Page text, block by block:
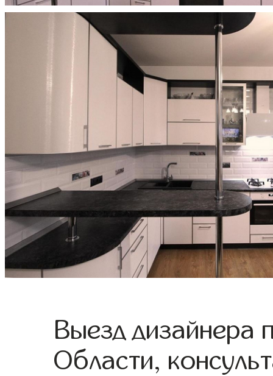
Выезд дизайнера
Области,